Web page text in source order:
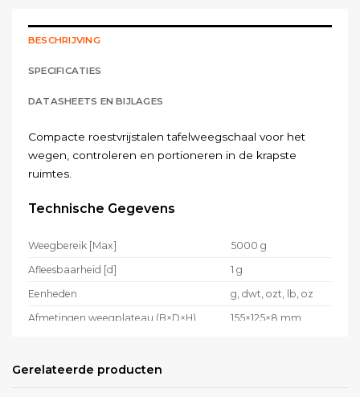
BESCHRIJVING
SPECIFICATIES
DATASHEETS EN BIJLAGES
Compacte roestvrijstalen tafelweegschaal voor het
wegen, controleren en portioneren in de krapste
ruimtes.
Technische Gegevens
Weegbereik [Max]
5000 g
Afleesbaarheid [d]
1 g
Eenheden
g, dwt, ozt, lb, oz
Afmetingen weegplateau (B×D×H)
155×125×8 mm
Reproduceerbaarheid
Linearisatie
± 2 g
Gerelateerde producten